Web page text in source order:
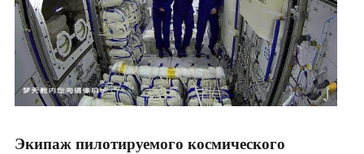
Экипаж пилотируемого космического